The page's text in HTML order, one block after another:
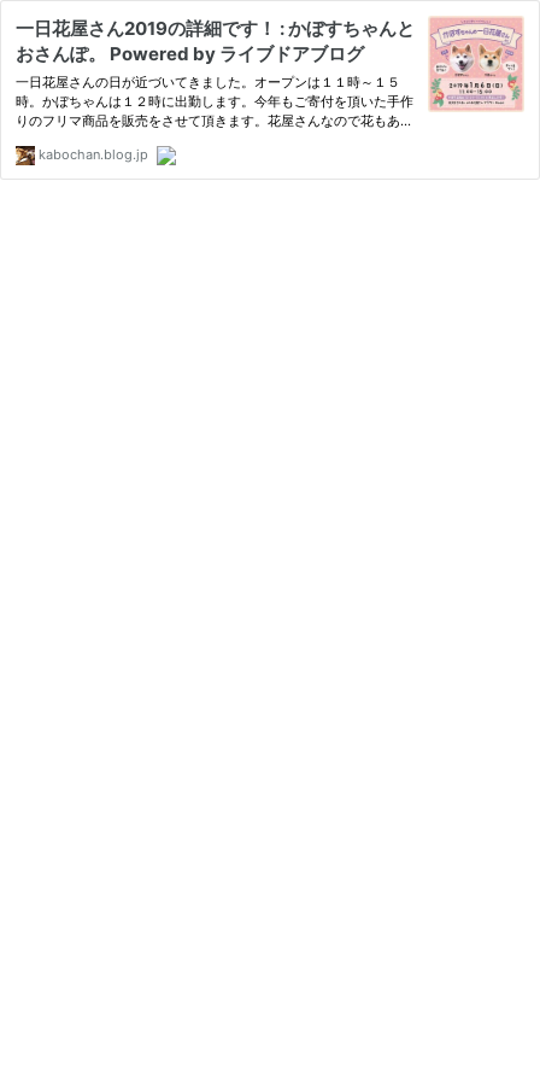
一日花屋さん2019の詳細です！ : かぼすちゃんと
おさんぽ。 Powered by ライブドアブログ
一日花屋さんの日が近づいてきました。オープンは１１時～１５
時。かぼちゃんは１２時に出勤します。今年もご寄付を頂いた手作
りのフリマ商品を販売をさせて頂きます。花屋さんなので花もあり
を設ます。かおり
kabochan.blog.jp